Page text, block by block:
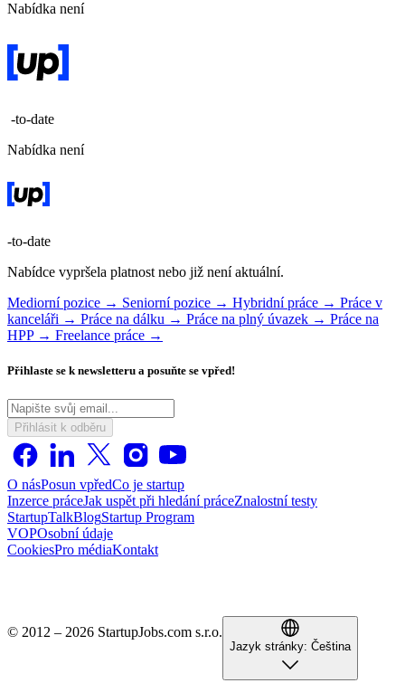
Nabídka není
-to-date
Nabídka není
-to-date
Nabídce vypršela platnost nebo již není aktuální.
Mediorní pozice → Seniorní pozice → Hybridní práce → Práce v
kanceláři → Práce na dálku → Práce na plný úvazek → Práce na
HPP → Freelance práce →
Přihlaste se k newsletteru a posuňte se vpřed!
Přihlásit k odběru
O násPosun vpředCo je startup
Inzerce práceJak uspět při hledání práceZnalostní testy
StartupTalkBlogStartup Program
VOPOsobní údaje
CookiesPro médiaKontakt
© 2012 – 2026 StartupJobs.com s.r.o.
Jazyk stránky: Čeština